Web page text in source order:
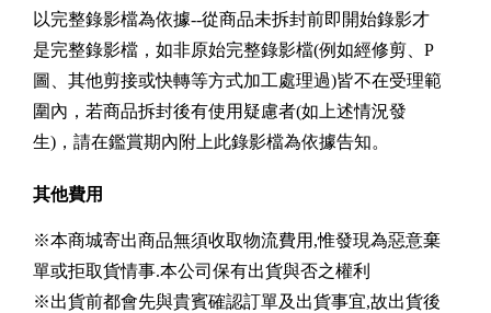
以完整錄影檔為依據--從商品未拆封前即開始錄影才
是完整錄影檔，如非原始完整錄影檔(例如經修剪、P
圖、其他剪接或快轉等方式加工處理過)皆不在受理範
圍內，若商品拆封後有使用疑慮者(如上述情況發
生)，請在鑑賞期內附上此錄影檔為依據告知。
其他費用
※本商城寄出商品無須收取物流費用,惟發現為惡意棄
單或拒取貨情事.本公司保有出貨與否之權利
※出貨前都會先與貴賓確認訂單及出貨事宜,故出貨後